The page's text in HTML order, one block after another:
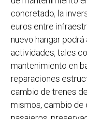
concretado, la
euros entre
nuevo hangar
actividades, tales
mantenimiento en
reparaciones
cambio de trenes
mismos, cambio de